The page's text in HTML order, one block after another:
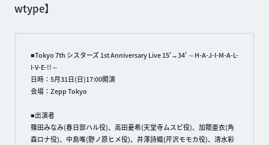
wtype】
■Tokyo 7th シスターズ 1st Anniversary Live 15'→34' ～H-A-J-I-M-A-L-
I-V-E-!!～
日時：5月31日(日)17:00開演
会場：Zepp Tokyo
■出演者
篠田みなみ(春日部ハル役)、高田憂希(天堂寺ムスビ役)、加隈亜衣(角
森ロナ役)、中島唯(野ノ原ヒメ役)、井澤詩織(芹沢モモカ役)、清水彩